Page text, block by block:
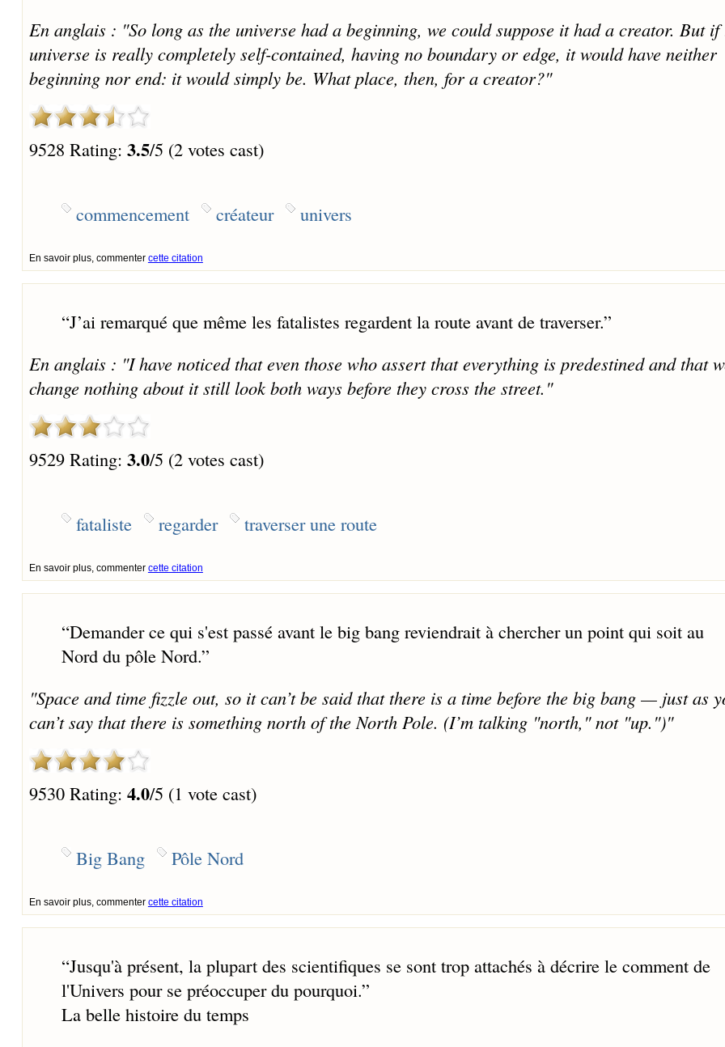
En anglais : "So long as the universe had a beginning, we could suppose it had a creator. But if
universe is really completely self-contained, having no boundary or edge, it would have neither
beginning nor end: it would simply be. What place, then, for a creator?"
9528 Rating: 3.5/5 (2 votes cast)
commencement créateur univers
En savoir plus, commenter cette citation
“J’ai remarqué que même les fatalistes regardent la route avant de traverser.”
En anglais : "I have noticed that even those who assert that everything is predestined and that
change nothing about it still look both ways before they cross the street."
9529 Rating: 3.0/5 (2 votes cast)
fataliste regarder traverser une route
En savoir plus, commenter cette citation
“Demander ce qui s'est passé avant le big bang reviendrait à chercher un point qui soit au
Nord du pôle Nord.”
"Space and time fizzle out, so it can’t be said that there is a time before the big bang — just as
can’t say that there is something north of the North Pole. (I’m talking "north," not "up.")"
9530 Rating: 4.0/5 (1 vote cast)
Big Bang Pôle Nord
En savoir plus, commenter cette citation
“Jusqu'à présent, la plupart des scientifiques se sont trop attachés à décrire le comment de
l'Univers pour se préoccuper du pourquoi.”
La belle histoire du temps